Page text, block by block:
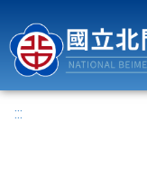
:::